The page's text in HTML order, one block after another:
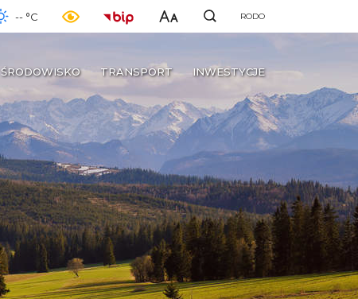
-- °C RODO
ŚRODOWISKO TRANSPORT INWESTYCJE